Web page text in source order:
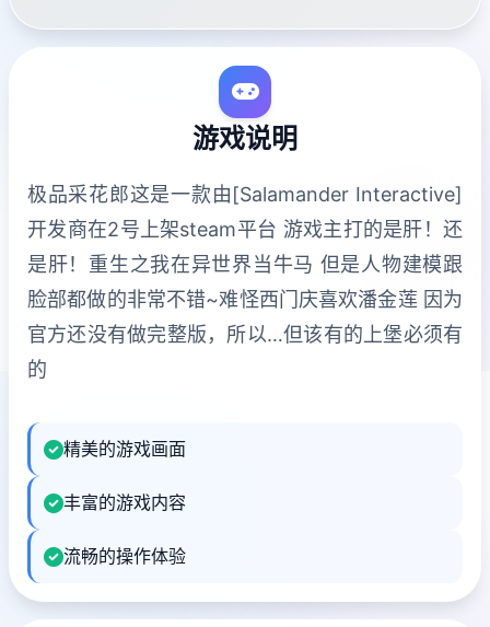
游戏说明
极品采花郎这是一款由[Salamander Interactive]
开发商在2号上架steam平台 游戏主打的是肝！还
是肝！重生之我在异世界当牛马 但是人物建模跟
脸部都做的非常不错~难怪西门庆喜欢潘金莲 因为
官方还没有做完整版，所以…但该有的上堡必须有
的
精美的游戏画面
丰富的游戏内容
流畅的操作体验